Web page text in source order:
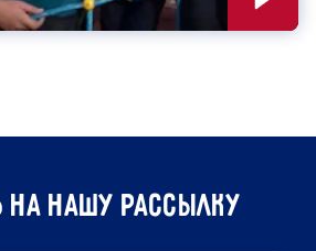
на нашу рассылку